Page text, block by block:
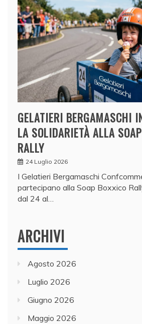
GELATIERI BERGAMASCHI
LA SOLIDARIETÀ ALLA
RALLY
24 Luglio 2026
I Gelatieri Bergamaschi
partecipano alla Soap Boxxico
dal 24 al…
ARCHIVI
Agosto 2026
Luglio 2026
Giugno 2026
Maggio 2026